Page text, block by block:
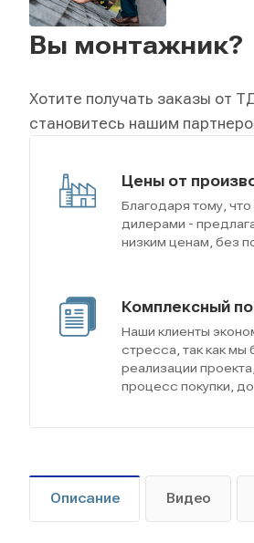
Вы монтажник?
Хотите получать заказы от
становитесь нашим
Цены от
Благодаря тому,
дилерами -
низким ценам, без
Комплексный
Наши клиенты
стресса, так как мы
реализации
процесс покупки,
Описание Видео